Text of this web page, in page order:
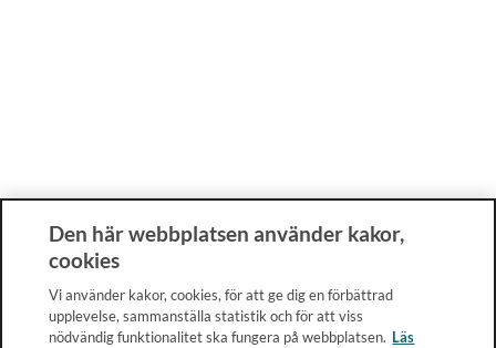
Den här webbplatsen använder kakor,
cookies
Vi använder kakor, cookies, för att ge dig en förbättrad
upplevelse, sammanställa statistik och för att viss
nödvändig funktionalitet ska fungera på webbplatsen. Läs